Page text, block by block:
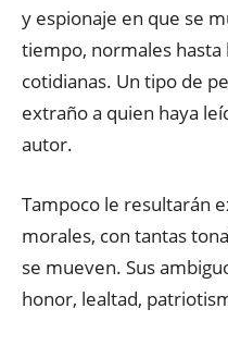
y espionaje en que se
tiempo, normales hasta
cotidianas. Un tipo de
extraño a quien haya
autor.
Tampoco le resultarán
morales, con tantas
se mueven. Sus
honor, lealtad,